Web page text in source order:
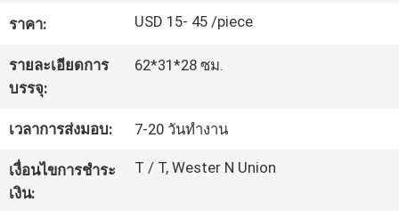
คุณภาพ
ติดต่อ
เรา
ราคา: USD 15- 45 /piece
รายละเอียดการ
บรรจุ:
62*31*28 ซม.
เวลาการส่งมอบ: 7-20 วันทำงาน
เงื่อนไขการชำระ
เงิน:
T / T, Wester N Union